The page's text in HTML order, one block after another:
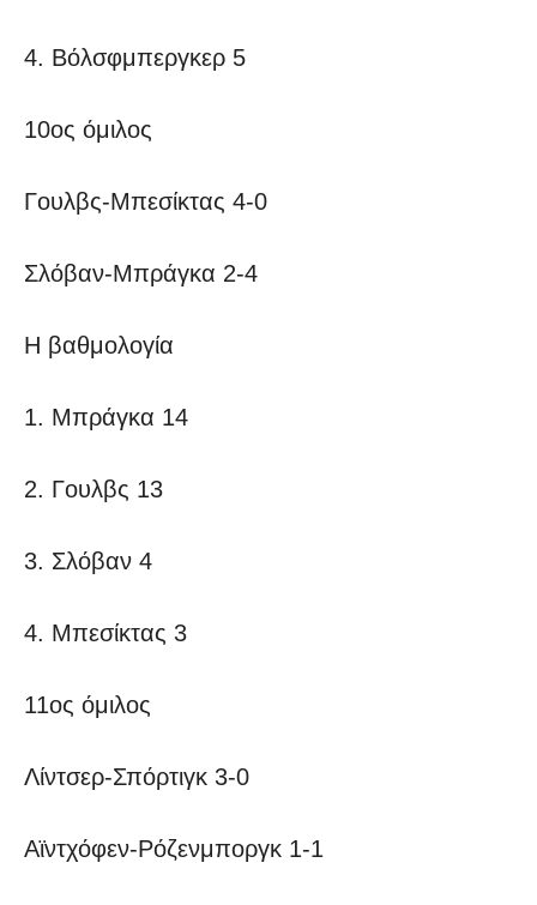
4. Βόλσφμπεργκερ 5
10ος όμιλος
Γουλβς-Μπεσίκτας 4-0
Σλόβαν-Μπράγκα 2-4
Η βαθμολογία
1. Μπράγκα 14
2. Γουλβς 13
3. Σλόβαν 4
4. Μπεσίκτας 3
11ος όμιλος
Λίντσερ-Σπόρτιγκ 3-0
Αϊντχόφεν-Ρόζενμποργκ 1-1